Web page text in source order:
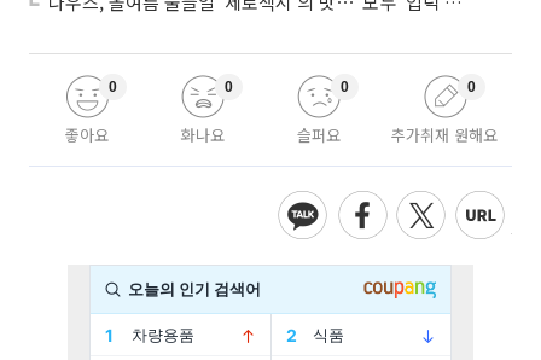
좋아요
0
화나요
0
슬퍼요
0
추가취재 원해요
0